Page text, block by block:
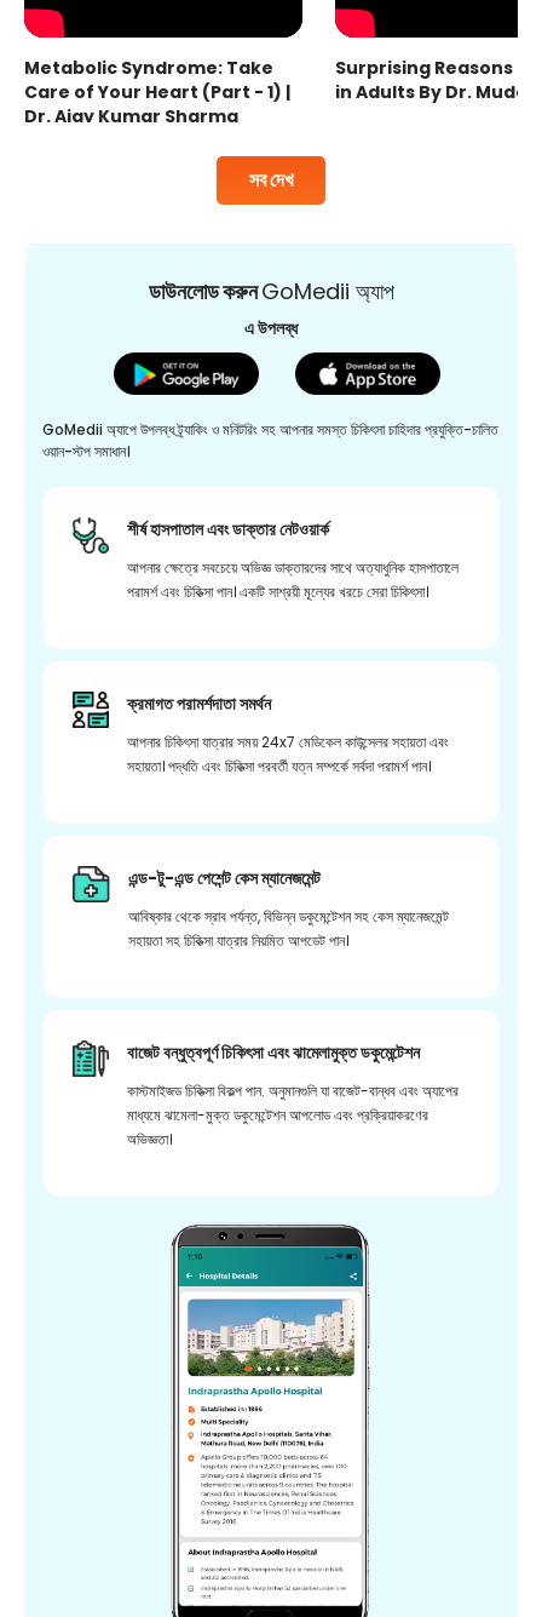
সব দেখ
Metabolic Syndrome: Take
Care of Your Heart (Part - 1) |
Dr. Ajay Kumar Sharma
Surprising Reasons
in Adults By Dr.
ডাউনলোড করুনGoMedii অ্যাপ
এ উপলব্ধ
GoMedii অ্যাপে উপলব্ধ ট্র্যাকিং ও মনিটরিং সহ আপনার সমস্ত চিকিৎসা চাহিদার প্রযুক্তি-চালিত
ওয়ান-স্টপ সমাধান।
শীর্ষ হাসপাতাল এবং ডাক্তার নেটওয়ার্ক
আপনার ক্ষেত্রে সবচেয়ে অভিজ্ঞ ডাক্তারদের সাথে অত্যাধুনিক হাসপাতালে
পরামর্শ এবং চিকিত্সা পান। একটি সাশ্রয়ী মূল্যের খরচে সেরা চিকিৎসা।
ক্রমাগত পরামর্শদাতা সমর্থন
আপনার চিকিৎসা যাত্রার সময় 24x7 মেডিকেল কাউন্সেলর সহায়তা এবং
সহায়তা। পদ্ধতি এবং চিকিত্সা পরবর্তী যত্ন সম্পর্কে সর্বদা পরামর্শ পান।
এন্ড-টু-এন্ড পেশেন্ট কেস ম্যানেজমেন্ট
আবিষ্কার থেকে স্রাব পর্যন্ত, বিভিন্ন ডকুমেন্টেশন সহ কেস ম্যানেজমেন্ট
সহায়তা সহ চিকিত্সা যাত্রার নিয়মিত আপডেট পান।
বাজেট বন্ধুত্বপূর্ণ চিকিৎসা এবং ঝামেলামুক্ত ডকুমেন্টেশন
কাস্টমাইজড চিকিত্সা বিকল্প পান. অনুমানগুলি যা বাজেট-বান্ধব এবং অ্যাপের
মাধ্যমে ঝামেলা-মুক্ত ডকুমেন্টেশন আপলোড এবং প্রক্রিয়াকরণের
অভিজ্ঞতা।